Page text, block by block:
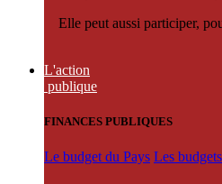
Elle peut aussi participer,
L'action
publique
FINANCES PUBLIQUES
Le budget du Pays Les